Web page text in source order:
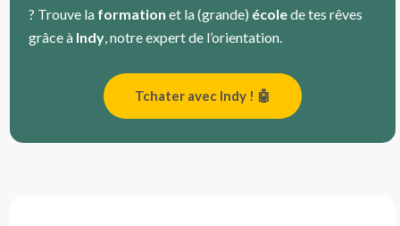
? Trouve la formation et la (grande) écolede tes rêves
grâce à Indy, notre expert de l’orientation.
Tchater avec Indy ! 🤖